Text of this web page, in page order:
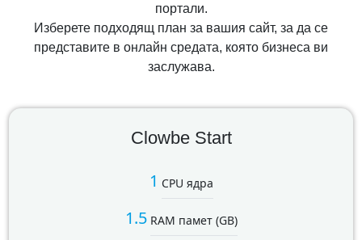
портали.
Изберете подходящ план за вашия сайт, за да се
представите в онлайн средата, която бизнеса ви
заслужава.
Clowbe Start
1 CPU ядра
1.5 RAM памет (GB)